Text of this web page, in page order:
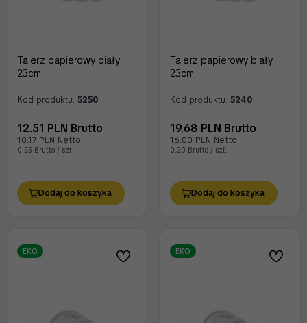
Talerz papierowy biały
23cm
Kod produktu: 5250
12.51 PLN Brutto
10.17 PLN Netto
0.25 Brutto / szt.
Dodaj do koszyka
Talerz papierowy biały
23cm
Kod produktu: 5240
19.68 PLN Brutto
16.00 PLN Netto
0.20 Brutto / szt.
Dodaj do koszyka
EKO EKO